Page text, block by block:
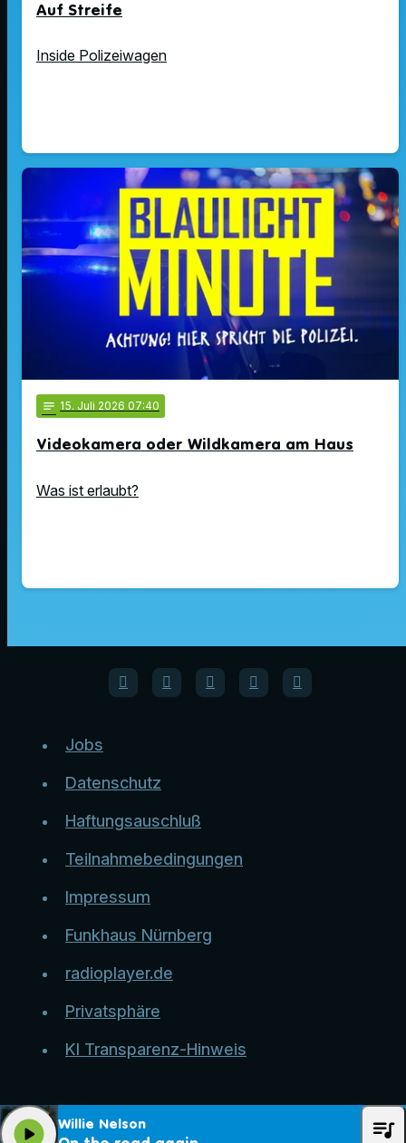
Auf Streife
Inside Polizeiwagen
notes 15. Juli 2026 07:40
Videokamera oder Wildkamera am Haus
Was ist erlaubt?
Jobs
Datenschutz
Haftungsauschluß
Teilnahmebedingungen
Impressum
Funkhaus Nürnberg
radioplayer.de
Privatsphäre
KI Transparenz-Hinweis
Willie Nelson
play_arrow queue_music